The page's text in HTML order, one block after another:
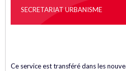
SECRETARIAT URBANISME
Ce service est transféré dans les